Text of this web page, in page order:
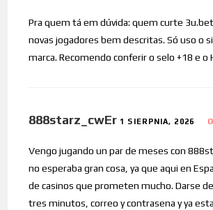
Pra quem tá em dúvida: quem curte
novas jogadores bem descritas. Só uso o
marca. Recomendo conferir o selo +18 e o
888starz_cwEr 1 SIERPNIA, 2026
Vengo jugando un par de meses con
no esperaba gran cosa, ya que aqui en
de casinos que prometen mucho. Darse
tres minutos, correo y contrasena y ya